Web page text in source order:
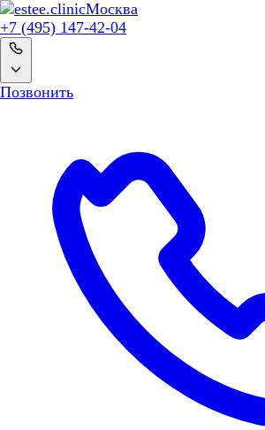
Москва
+7 (495) 147-42-04
Позвонить